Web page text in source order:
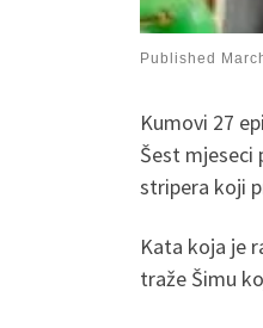
Published
Kumovi 27
Šest mjeseci
stripera koji
Kata koja je
traže Šimu